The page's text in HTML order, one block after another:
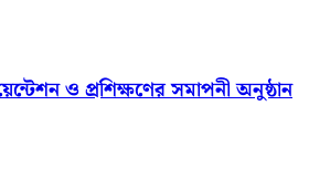
ও প্রশিক্ষণের সমাপনী অনুষ্ঠান